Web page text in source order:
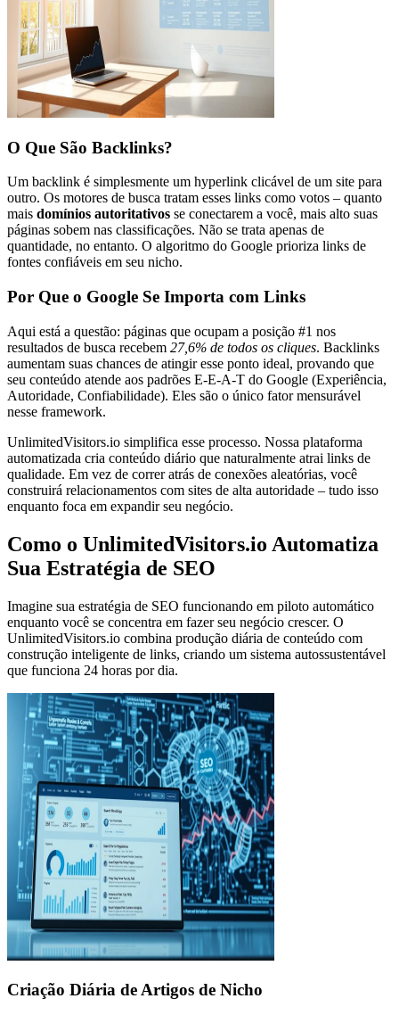
O Que São Backlinks?
Um backlink é simplesmente um hyperlink clicável de um site para
outro. Os motores de busca tratam esses links como votos – quanto
mais domínios autoritativos se conectarem a você, mais alto suas
páginas sobem nas classificações. Não se trata apenas de
quantidade, no entanto. O algoritmo do Google prioriza links de
fontes confiáveis em seu nicho.
Por Que o Google Se Importa com Links
Aqui está a questão: páginas que ocupam a posição #1 nos
resultados de busca recebem 27,6% de todos os cliques. Backlinks
aumentam suas chances de atingir esse ponto ideal, provando que
seu conteúdo atende aos padrões E-E-A-T do Google (Experiência,
Autoridade, Confiabilidade). Eles são o único fator mensurável
nesse framework.
UnlimitedVisitors.io simplifica esse processo. Nossa plataforma
automatizada cria conteúdo diário que naturalmente atrai links de
qualidade. Em vez de correr atrás de conexões aleatórias, você
construirá relacionamentos com sites de alta autoridade – tudo isso
enquanto foca em expandir seu negócio.
Como o UnlimitedVisitors.io Automatiza
Sua Estratégia de SEO
Imagine sua estratégia de SEO funcionando em piloto automático
enquanto você se concentra em fazer seu negócio crescer. O
UnlimitedVisitors.io combina produção diária de conteúdo com
construção inteligente de links, criando um sistema autossustentável
que funciona 24 horas por dia.
Criação Diária de Artigos de Nicho